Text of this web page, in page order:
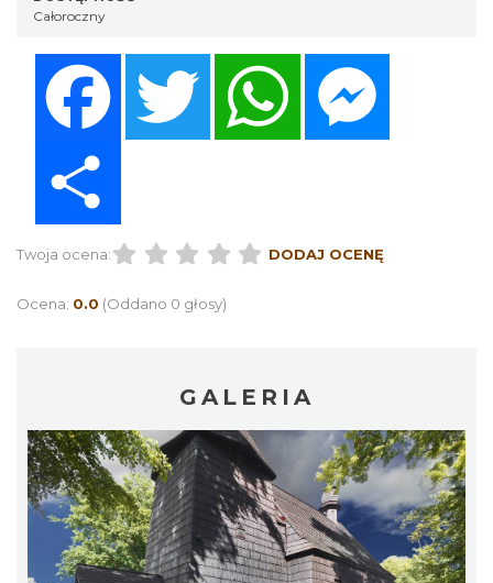
Całoroczny
Twitter WhatsApp
Twoja ocena: DODAJ OCENĘ
Ocena: 0.0 (Oddano 0 głosy)
GALERIA